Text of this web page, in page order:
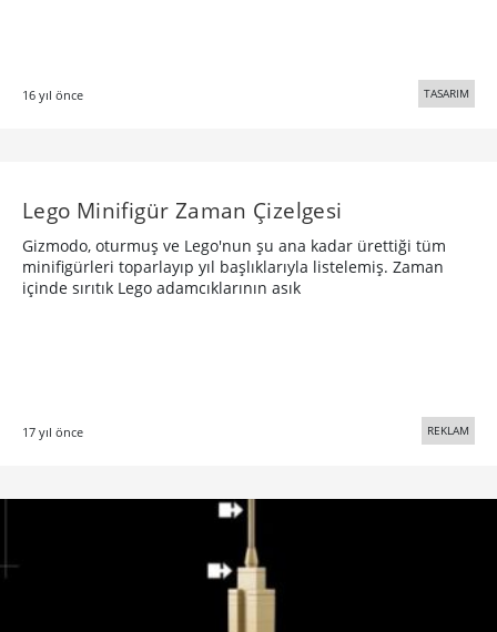
16 yıl önce TASARIM
Lego Minifigür Zaman Çizelgesi
Gizmodo, oturmuş ve Lego'nun şu ana kadar ürettiği tüm
minifigürleri toparlayıp yıl başlıklarıyla listelemiş. Zaman
içinde sırıtık Lego adamcıklarının asık
17 yıl önce REKLAM